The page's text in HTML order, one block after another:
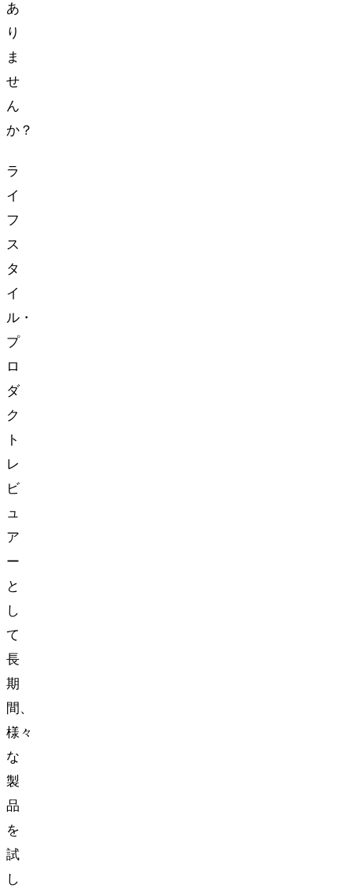
あ
り
ま
せ
ん
か？
ラ
イ
フ
ス
タ
イ
ル・
プ
ロ
ダ
ク
ト
レ
ビ
ュ
ア
ー
と
し
て
長
期
間、
様々
な
製
品
を
試
し